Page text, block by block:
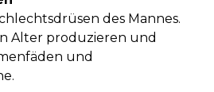
des Mannes.
Alter produzieren und
und